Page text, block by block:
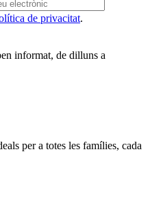
de privacitat.
informat, de dilluns a
per a totes les famílies, cada